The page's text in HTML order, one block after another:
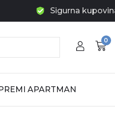
Sigurna
0
APARTMAN